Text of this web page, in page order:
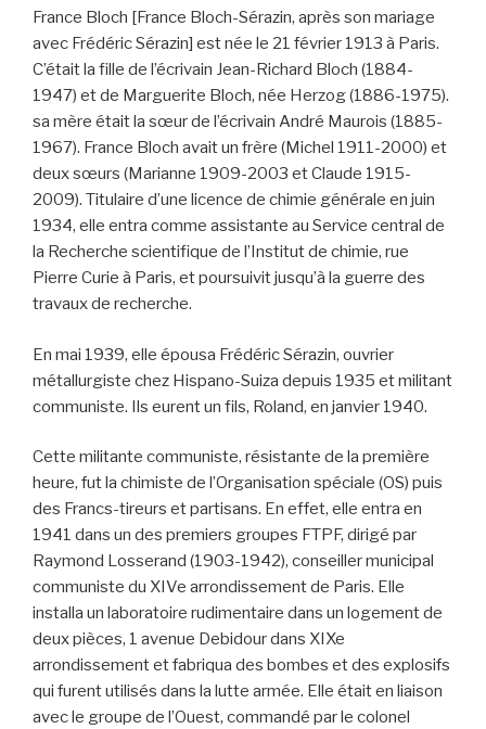
France Bloch [France Bloch-Sérazin, après son mariage
avec Frédéric Sérazin] est née le 21 février 1913 à Paris.
C’était la fille de l’écrivain Jean-Richard Bloch (1884-
1947) et de Marguerite Bloch, née Herzog (1886-1975).
sa mère était la sœur de l’écrivain André Maurois (1885-
1967). France Bloch avait un frère (Michel 1911-2000) et
deux sœurs (Marianne 1909-2003 et Claude 1915-
2009). Titulaire d’une licence de chimie générale en juin
1934, elle entra comme assistante au Service central de
la Recherche scientifique de l’Institut de chimie, rue
Pierre Curie à Paris, et poursuivit jusqu’à la guerre des
travaux de recherche.
En mai 1939, elle épousa Frédéric Sérazin, ouvrier
métallurgiste chez Hispano-Suiza depuis 1935 et militant
communiste. Ils eurent un fils, Roland, en janvier 1940.
Cette militante communiste, résistante de la première
heure, fut la chimiste de l’Organisation spéciale (OS) puis
des Francs-tireurs et partisans. En effet, elle entra en
1941 dans un des premiers groupes FTPF, dirigé par
Raymond Losserand (1903-1942), conseiller municipal
communiste du XIVe arrondissement de Paris. Elle
installa un laboratoire rudimentaire dans un logement de
deux pièces, 1 avenue Debidour dans XIXe
arrondissement et fabriqua des bombes et des explosifs
qui furent utilisés dans la lutte armée. Elle était en liaison
avec le groupe de l’Ouest, commandé par le colonel